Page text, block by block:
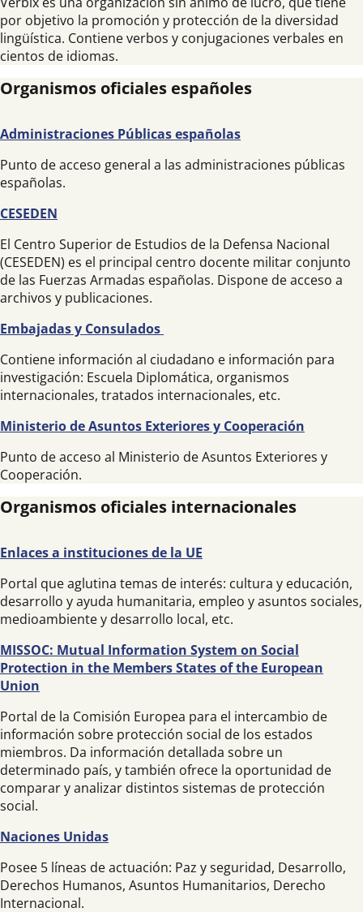
por objetivo la promoción y protección de la diversidad
lingüística. Contiene verbos y conjugaciones verbales en
cientos de idiomas.
Organismos oficiales españoles
Administraciones Públicas españolas
Punto de acceso general a las administraciones públicas
españolas.
CESEDEN
El Centro Superior de Estudios de la Defensa Nacional
(CESEDEN) es el principal centro docente militar conjunto
de las Fuerzas Armadas españolas. Dispone de acceso a
archivos y publicaciones.
Embajadas y Consulados
Contiene información al ciudadano e información para
investigación: Escuela Diplomática, organismos
internacionales, tratados internacionales, etc.
Ministerio de Asuntos Exteriores y Cooperación
Punto de acceso al Ministerio de Asuntos Exteriores y
Cooperación.
Organismos oficiales internacionales
Enlaces a instituciones de la UE
Portal que aglutina temas de interés: cultura y educación,
desarrollo y ayuda humanitaria, empleo y asuntos sociales,
medioambiente y desarrollo local, etc.
MISSOC: Mutual Information System on Social
Protection in the Members States of the European
Union
Portal de la Comisión Europea para el intercambio de
información sobre protección social de los estados
miembros. Da información detallada sobre un
determinado país, y también ofrece la oportunidad de
comparar y analizar distintos sistemas de protección
social.
Naciones Unidas
Posee 5 líneas de actuación: Paz y seguridad, Desarrollo,
Derechos Humanos, Asuntos Humanitarios, Derecho
Internacional.